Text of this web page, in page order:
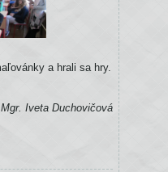
a hrali sa hry.
Mgr. Iveta Duchovičová